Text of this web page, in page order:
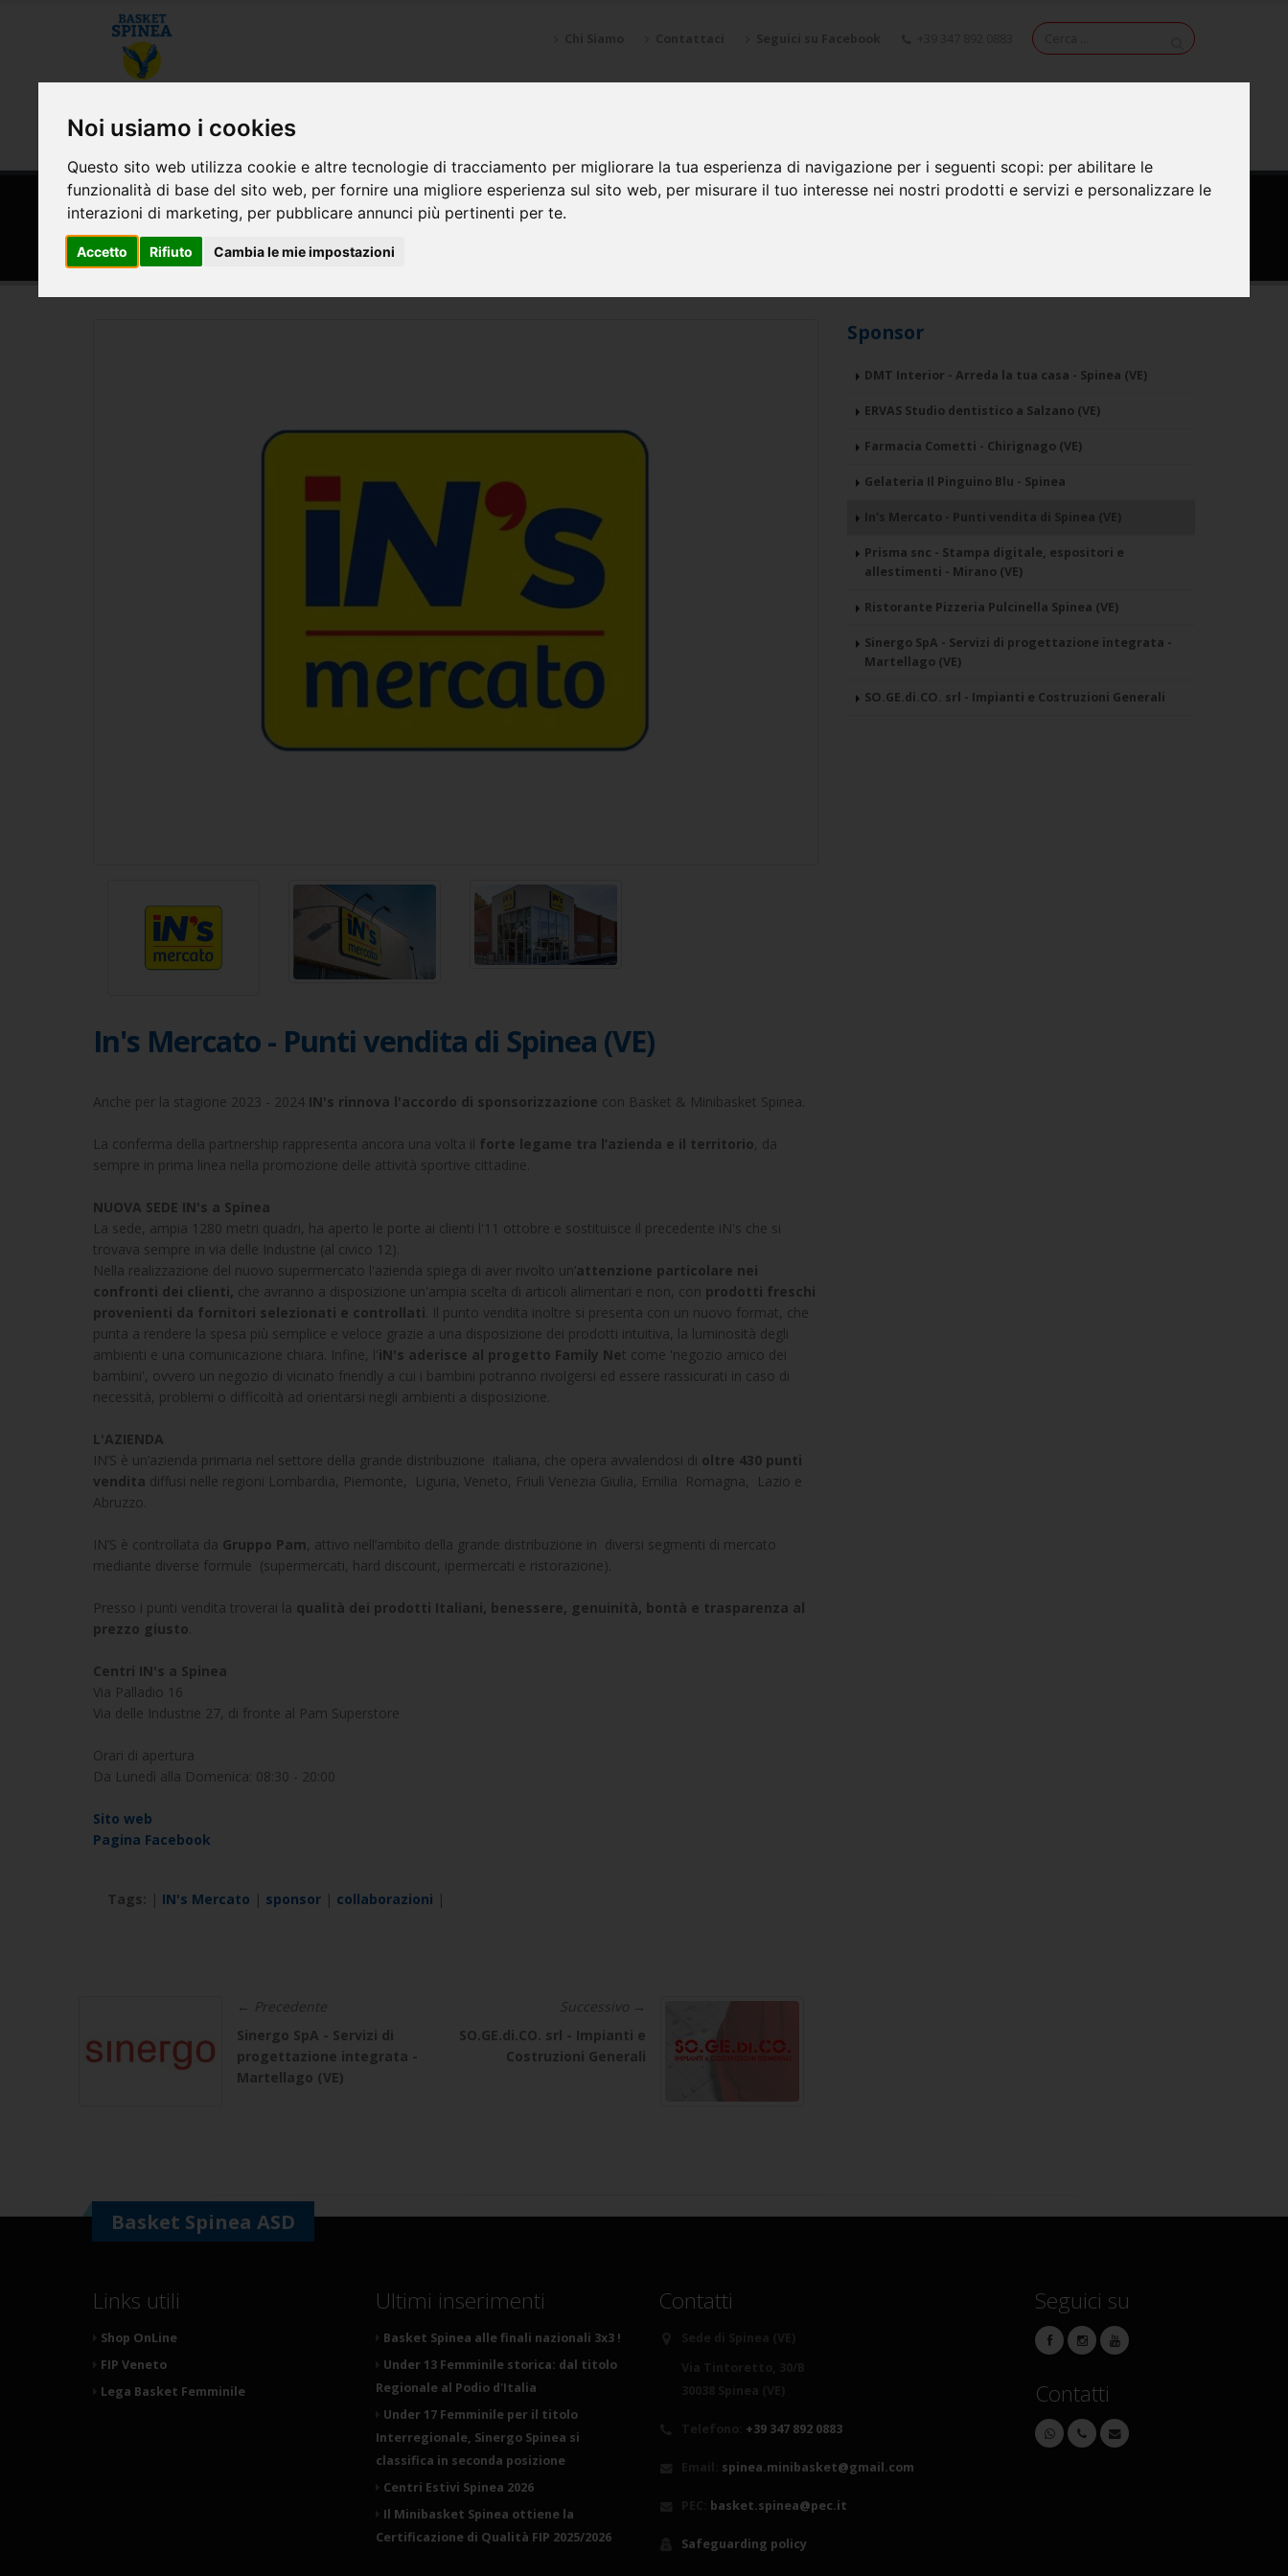
Noi usiamo i cookies
Questo sito web utilizza cookie e altre tecnologie di tracciamento per migliorare la tua esperienza di navigazione per i seguenti scopi: per abilitare le
funzionalità di base del sito web, per fornire una migliore esperienza sul sito web, per misurare il tuo interesse nei nostri prodotti e servizi e personalizzare le
interazioni di marketing, per pubblicare annunci più pertinenti per te.
Accetto Rifiuto Cambia le mie impostazioni
AREA RISERVATA
HOME SPONSOR
In's Mercato Punti vendita di Spinea (VE)
In's Mercato - Punti vendita di Spinea (VE)
Anche per la stagione 2023 - 2024 IN's rinnova l'accordo di sponsorizzazione con Basket & Minibasket Spinea.
La conferma della partnership rappresenta ancora una volta il forte legame tra l’azienda e il territorio, da
sempre in prima linea nella promozione delle attività sportive cittadine.
NUOVA SEDE IN's a Spinea
La sede, ampia 1280 metri quadri, ha aperto le porte ai clienti l'11 ottobre e sostituisce il precedente iN's che si
trovava sempre in via delle Industrie (al civico 12).
Nella realizzazione del nuovo supermercato l'azienda spiega di aver rivolto un’attenzione particolare nei
confronti dei clienti, che avranno a disposizione un'ampia scelta di articoli alimentari e non, con prodotti freschi
provenienti da fornitori selezionati e controllati . Il punto vendita inoltre si presenta con un nuovo format, che
punta a rendere la spesa più semplice e veloce grazie a una disposizione dei prodotti intuitiva, la luminosità degli
ambienti e una comunicazione chiara. Infine, l'iN's aderisce al progetto Family Net come 'negozio amico dei
bambini', ovvero un negozio di vicinato friendly a cui i bambini potranno rivolgersi ed essere rassicurati in caso di
necessità, problemi o difficoltà ad orientarsi negli ambienti a disposizione.
L'AZIENDA
IN’S è un’azienda primaria nel settore della grande distribuzione italiana, che opera avvalendosi di oltre 430 punti
vendita diffusi nelle regioni Lombardia, Piemonte, Liguria, Veneto, Friuli Venezia Giulia, Emilia Romagna, Lazio e
Abruzzo.
IN’S è controllata da Gruppo Pam, attivo nell’ambito della grande distribuzione in diversi segmenti di mercato
mediante diverse formule (supermercati, hard discount, ipermercati e ristorazione).
Presso i punti vendita troverai la qualità dei prodotti Italiani, benessere, genuinità, bontà e trasparenza al
prezzo giusto
Centri IN's a Spinea
Via Palladio 16
Via delle Industrie 27, di fronte al Pam Superstore
Orari di apertura
Da Lunedì alla Domenica: 08:30 - 20:00
Sito web
Pagina Facebook
Tags: | IN's Mercato | sponsor | collaborazioni |
← Precedente
Sinergo SpA - Servizi di
progettazione integrata -
Martellago (VE)
Successivo →
SO.GE.di.CO. srl - Impianti e
Costruzioni Generali
Sponsor
DMT Interior - Arreda la tua casa - Spinea (VE)
ERVAS Studio dentistico a Salzano (VE)
Farmacia Cometti - Chirignago (VE)
Gelateria Il Pinguino Blu - Spinea
In's Mercato - Punti vendita di Spinea (VE)
Prisma snc - Stampa digitale, espositori e
allestimenti - Mirano (VE)
Ristorante Pizzeria Pulcinella Spinea (VE)
Sinergo SpA - Servizi di progettazione integrata -
Martellago (VE)
SO.GE.di.CO. srl - Impianti e Costruzioni Generali
Basket Spinea ASD
Links utili
Shop OnLine
FIP Veneto
Lega Basket Femminile
Ultimi inserimenti
Basket Spinea alle finali nazionali 3x3 !
Under 13 Femminile storica: dal titolo
Regionale al Podio d'Italia
Under 17 Femminile per il titolo
Interregionale, Sinergo Spinea si
classifica in seconda posizione
Centri Estivi Spinea 2026
Il Minibasket Spinea ottiene la
Certificazione di Qualità FIP 2025/2026
Contatti
+39 347 892 0883
spinea.minibasket@gmail.com
basket.spinea@pec.it
Safeguarding policy
Seguici su
Contatti